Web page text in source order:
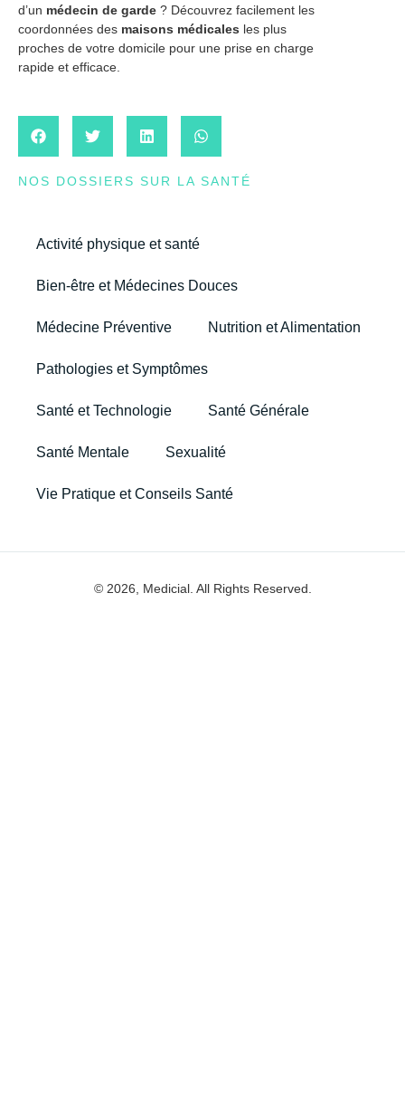
d’un médecin de garde ? Découvrez facilement les
coordonnées des maisons médicales les plus
proches de votre domicile pour une prise en charge
rapide et efficace.
NOS DOSSIERS SUR LA SANTÉ
Activité physique et santé
Bien-être et Médecines Douces
Médecine Préventive Nutrition et Alimentation
Pathologies et Symptômes
Santé et Technologie Santé Générale
Santé Mentale Sexualité
Vie Pratique et Conseils Santé
© 2026, Medicial. All Rights Reserved.